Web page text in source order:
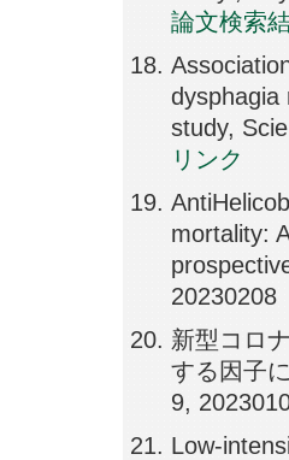
論文検索
dysphagia
study,
リンク
mortality:
20230208
新型コロ
する因子
9,
Low-